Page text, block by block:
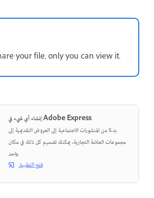
your file, only you can view it.
إنشاء أي شيء في Adobe Express
بدءًا من المنشورات الاجتماعية إلى العروض التقديمية إلى
مجموعات العلامة التجارية، يمكنك تصميم كل ذلك في مكان
واحد.
فتح التطبيق